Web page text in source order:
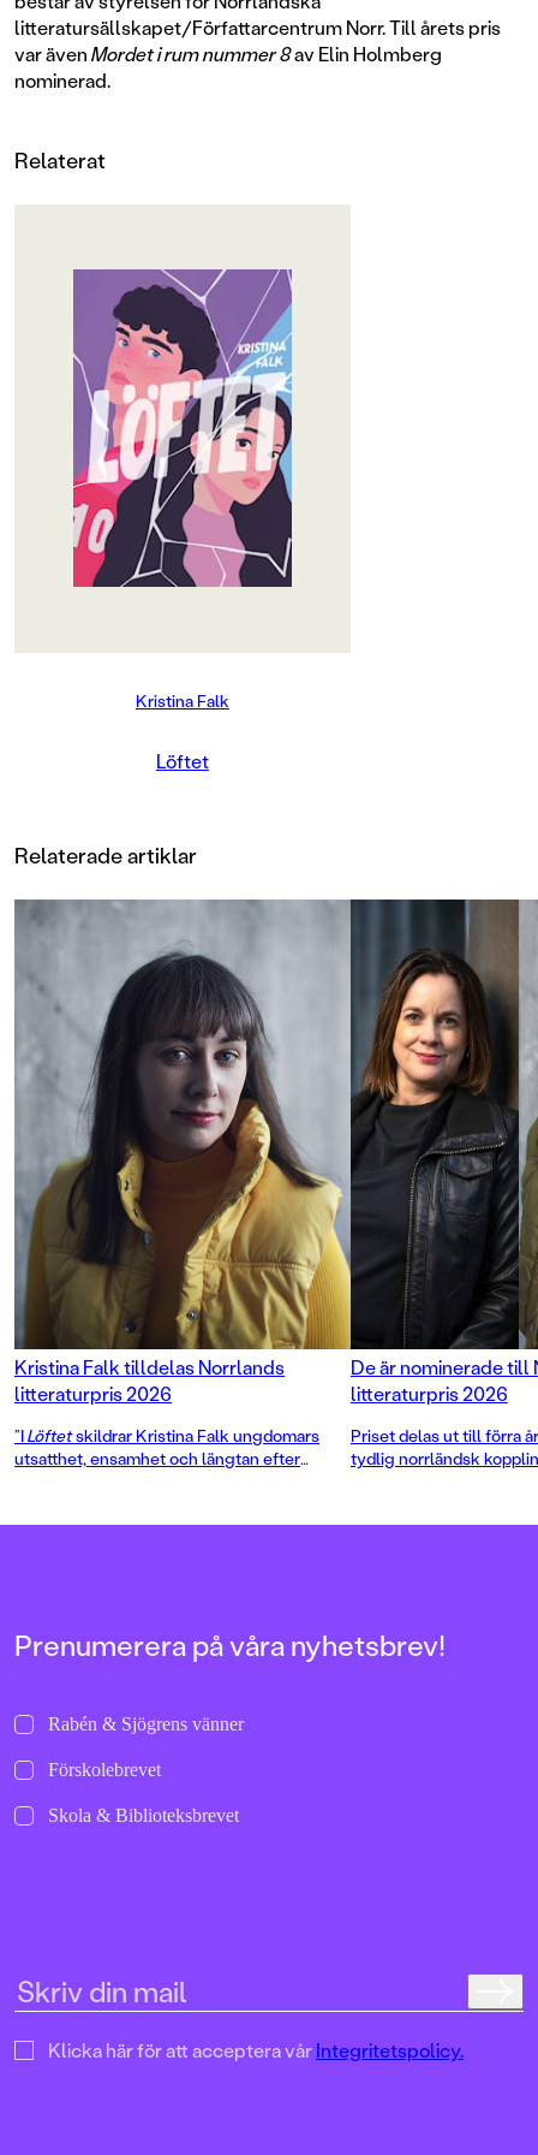
litteratursällskapet/Författarcentrum Norr. Till årets pris
var ävenMordet i rum nummer 8av Elin Holmberg
nominerad.
Relaterat
OM BOKEN
Nominerad till Norrlands
litteraturpris 2026!
Det är alltid lugnt på kvällarna i
simhallen. Ofta är Nike där helt
ensam. Bassängen är bara hennes.
Nike kliver långsamt i, känner ett
lugn av att sjunka ner i det svala
vattnet. Hon simmar en längd. En
till. Doften av klor fyller huvudet.
Hon älskar det här, att simma. Här
blir hon en varelse som inte måste
tänka, problemen följer aldrig med
Örnsköldsvik, men lever helt olika
fattar varför hon ens träffar. Han
skolans populäraste tjej. Men båda
lever i skuggan av svåra,
Nike blir han ofrivilligt indragen i
kontakt till varje pris, dröjer det
inte länge förrän de bär på
varandras hemligheter – sanningar
som absolut inte får komma ut.Om
kärlek, längtan och att våga släppa
in – och släppa taget."Det var
längesedan jag läste något så i
grunden hjärtskärande som
Kristina Falks roman Löftet." Stina
Nylén, Göteborgs-Posten"En
inkännande och oupphörligt
spännande skildring av två ungas
mörka familjehemligheter med ett
hoppfullt slut. Helhetsbetyg 4/5"
BTJOm Adios, hockeyhora:”Det är
rappt och rysligt spännande om
nätmobb­ning, kärlekstrassel och
mörka hemligheter.” Lydia
Wistisen, DN”Detta är en stark och
dramatisk samtidsberättelse, som
utan att förenkla inger hopp och
framtidstro.” BTJ
Kristina Falk
Löftet
Relaterade artiklar
Kristina Falk tilldelas Norrlands
litteraturpris 2026
”ILöftetskildrar Kristina Falk ungdomars
utsatthet, ensamhet och längtan efter
motivering.
De är nominerade till
litteraturpris 2026
Priset delas ut till förra
tydlig norrländsk
Prenumerera på våra nyhetsbrev!
Rabén & Sjögrens vänner
Förskolebrevet
Skola & Biblioteksbrevet
Klicka här för att acceptera vårIntegritetspolicy.